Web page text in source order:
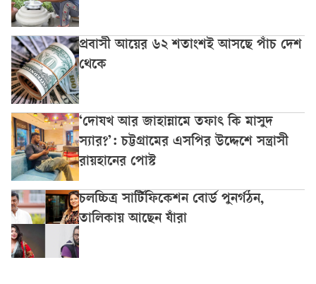
প্রবাসী আয়ের ৬২ শতাংশই আসছে পাঁচ দেশ
থেকে
‘দোযখ আর জাহান্নামে তফাৎ কি মাসুদ
স্যার?’: চট্টগ্রামের এসপির উদ্দেশে সন্ত্রাসী
রায়হানের পোস্ট
চলচ্চিত্র সার্টিফিকেশন বোর্ড পুনর্গঠন,
তালিকায় আছেন যাঁরা